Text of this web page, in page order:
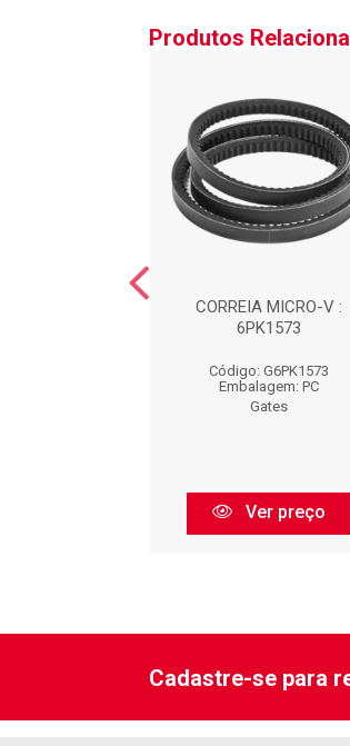
Produtos
CORREIA MICRO-V :
6PK1573
Código: G6PK1573
Embalagem: PC
Gates
Ver preço
Cadastre-se para